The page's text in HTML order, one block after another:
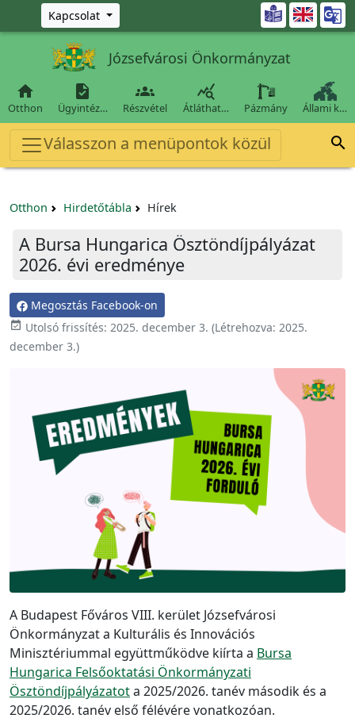
Ugrás a fő tartalomra
Kapcsolat 
Józsefvárosi Önkormányzat

Otthon

Ügyintéz…

Részvétel

Átláthat… Pázmány Állami k…
Válasszon a menüpontok közül 
Otthon Hirdetőtábla Hírek
A Bursa Hungarica Ösztöndíjpályázat
2026. évi eredménye
Megosztás Facebook-on
 Utolsó frissítés: 2025. december 3. (Létrehozva: 2025.
december 3.)
A Budapest Főváros VIII. kerület Józsefvárosi
Önkormányzat a Kulturális és Innovációs
Minisztériummal együttműködve kiírta a Bursa
Hungarica Felsőoktatási Önkormányzati
Ösztöndíjpályázatota 2025/2026. tanév második és a
2025/2026. tanév első félévére vonatkozóan.